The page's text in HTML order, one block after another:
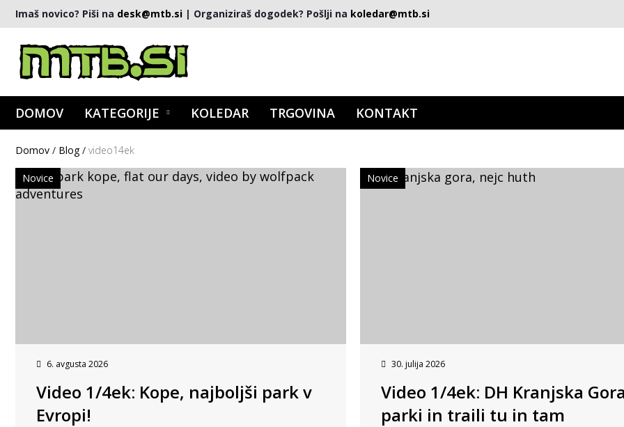
Imaš novico? Piši na desk@mtb.si | Organiziraš dogodek? Pošlji na koledar@mtb.si
DOMOV KATEGORIJE KOLEDAR TRGOVINA KONTAKT
Domov / Blog/ video14ek
6. avgusta 2026
Video 1/4ek: Kope, najboljši park v
Evropi!
Novice
30. julija 2026
Video 1/4ek: DH Kranjska
parki in traili tu in tam
Novice